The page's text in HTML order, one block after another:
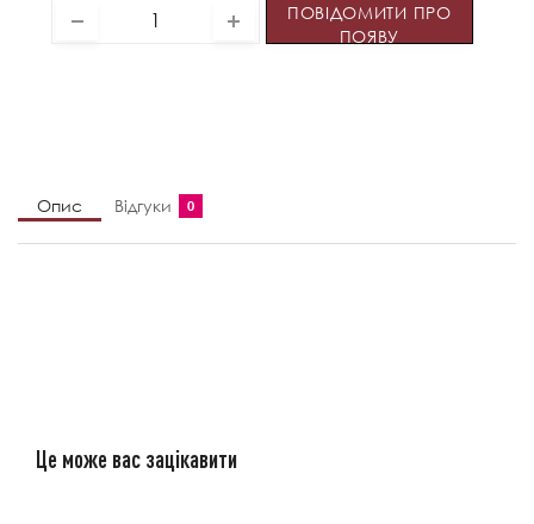
ПОВІДОМИТИ ПРО
ПОЯВУ
Опис Відгуки 0
Це може вас зацікавити